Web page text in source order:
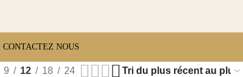
CONTACTEZ NOUS
9 12 18 24